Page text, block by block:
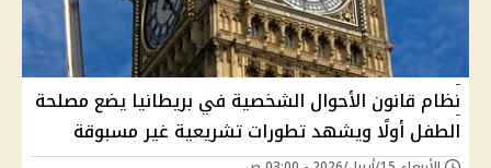
نظام قانون الأحوال الشخصية في بريطانيا يضع مصلحة
الطفل أولًا ويشهد تطورات تشريعية غير مسبوقة